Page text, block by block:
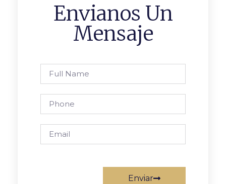
Envianos Un
Mensaje
Enviar